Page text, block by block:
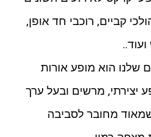
קביים, רוכבי חד אופן,
שלנו הוא מופע אורות
יצירתי, מרשים ובעל ערך
מחובר לסביבה